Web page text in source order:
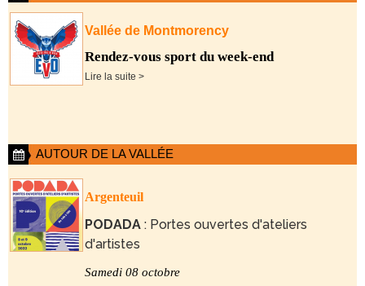
Vallée de Montmorency
Rendez-vous sport du week-end
Lire la suite >
AUTOUR DE LA VALLÉE
Argenteuil
PODADA : Portes ouvertes d'ateliers
d'artistes
Samedi 08 octobre